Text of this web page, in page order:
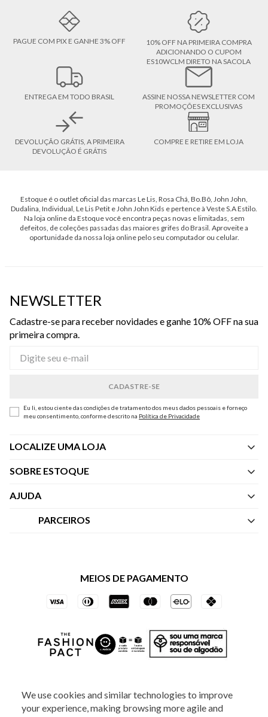
We use cookies and similar technologies to improve
your experience, making browsing more agile and
PAGUE COM PIX E GANHE 3% OFF
10% OFF NA PRIMEIRA COMPRA
ADICIONANDO O CUPOM
ES10WCLM DIRETO NA SACOLA
ENTREGA EM TODO BRASIL
ASSINE NOSSA NEWSLETTER COM
PROMOÇÕES EXCLUSIVAS
DEVOLUÇÃO GRÁTIS, A PRIMEIRA
DEVOLUÇÃO É GRÁTIS
COMPRE E RETIRE EM LOJA
Estoque é o outlet oficial das marcas Le Lis, Rosa Chá, Bo.Bô, John John,
Dudalina, Individual, Le Lis Petit e John John Kids e pertence à Veste S.A Estilo.
Na loja online da Estoque você encontra peças novas e limitadas, sem
defeitos, de coleções passadas das maiores grifes do Brasil. Aproveite a
oportunidade da nossa loja online pelo seu computador ou celular.
NEWSLETTER
Cadastre-se para receber novidades e ganhe 10% OFF na sua
primeira compra.
Eu li, estou ciente das condições de tratamento dos meus dados pessoais e forneço
meu consentimento, conforme descrito na Política de Privacidade
LOCALIZE UMA LOJA
SOBRE ESTOQUE
Quem Somos
AJUDA
Central de Atendimento
Trocas e Devoluções
PARCEIROS
Vai de Visa
Azul Fidelidade
MEIOS DE PAGAMENTO